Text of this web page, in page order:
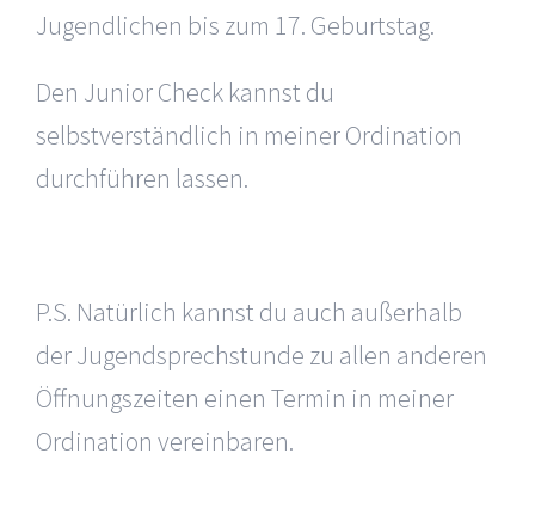
Jugendlichen bis zum 17. Geburtstag.
Den Junior Check kannst du
selbstverständlich in meiner Ordination
durchführen lassen.
P.S. Natürlich kannst du auch außerhalb
der Jugendsprechstunde zu allen anderen
Öffnungszeiten einen Termin in meiner
Ordination vereinbaren.